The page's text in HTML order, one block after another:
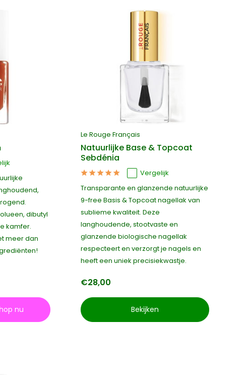
dibutyl
kamfer.
meer dan
nu
Le Rouge Français
Natuurlijke Base & Topcoat
Sebdénia
Vergelijk
Transparante en glanzende natuurlijke
9-free Basis & Topcoat nagellak van
sublieme kwaliteit. Deze
langhoudende, stootvaste en
glanzende biologische nagellak
respecteert en verzorgt je nagels en
heeft een uniek precisiekwastje.
€28,00
Bekijken